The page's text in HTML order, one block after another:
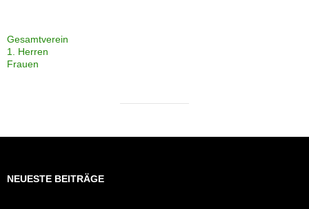
Gesamtverein
1. Herren
Frauen
NEUESTE BEITRÄGE